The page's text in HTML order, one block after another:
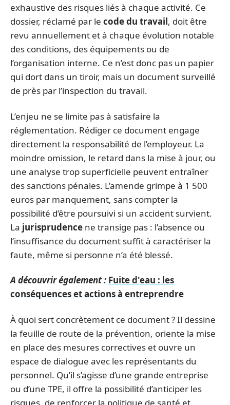
exhaustive des risques liés à chaque activité. Ce
dossier, réclamé par le code du travail, doit être
revu annuellement et à chaque évolution notable
des conditions, des équipements ou de
l’organisation interne. Ce n’est donc pas un papier
qui dort dans un tiroir, mais un document surveillé
de près par l’inspection du travail.
L’enjeu ne se limite pas à satisfaire la
réglementation. Rédiger ce document engage
directement la responsabilité de l’employeur. La
moindre omission, le retard dans la mise à jour, ou
une analyse trop superficielle peuvent entraîner
des sanctions pénales. L’amende grimpe à 1 500
euros par manquement, sans compter la
possibilité d’être poursuivi si un accident survient.
La jurisprudence ne transige pas : l’absence ou
l’insuffisance du document suffit à caractériser la
faute, même si personne n’a été blessé.
A découvrir également : Fuite d'eau : les
conséquences et actions à entreprendre
À quoi sert concrètement ce document ? Il dessine
la feuille de route de la prévention, oriente la mise
en place des mesures correctives et ouvre un
espace de dialogue avec les représentants du
personnel. Qu’il s’agisse d’une grande entreprise
ou d’une TPE, il offre la possibilité d’anticiper les
risques, de renforcer la politique de santé et